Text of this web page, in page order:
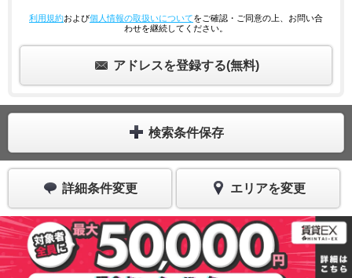
利用規約および個人情報の取扱いについてをご確認・ご同意の上、お問い合
わせを継続してください。
アドレスを登録する(無料)
検索条件保存
詳細条件変更 エリアを変更